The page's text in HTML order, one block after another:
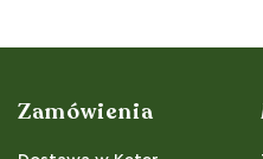
Zamówienia